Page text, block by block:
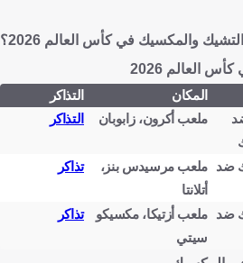
والمكسيك في كأس العالم 2026؟
العالم 2026
المكان
التذاكر
ملعب أكرون، زابوبان التذاكر
ضد ملعب مرسيدس بنز،
أتلانتا
تذاكر
ضد ملعب أزتيكا، مكسيكو
سيتي
تذاكر